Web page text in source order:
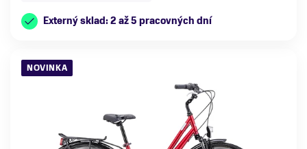
Externý sklad: 2 až 5 pracovných dní
NOVINKA